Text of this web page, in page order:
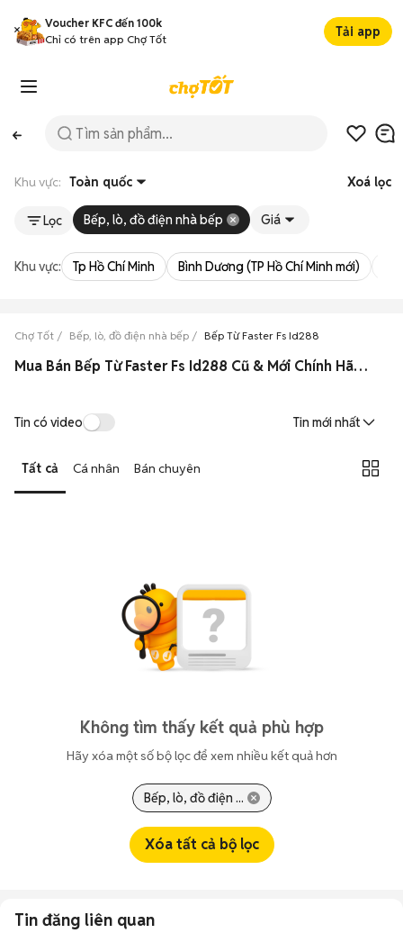
Voucher KFC đến 100k
Chỉ có trên app Chợ Tốt
Tải app
Khu vực: Toàn quốc Xoá lọc
Lọc Bếp, lò, đồ điện nhà bếp Giá
Khu vực: Tp Hồ Chí Minh Bình Dương (TP Hồ Chí Minh mới)
Chợ Tốt Bếp, lò, đồ điện nhà bếp Bếp Từ Faster Fs Id288
Mua Bán Bếp Từ Faster Fs Id288 Cũ & Mới Chính Hãng Giá Rẻ
Tin có video Tin mới nhất
Tất cả Cá nhân Bán chuyên
Không tìm thấy kết quả phù hợp
Hãy xóa một số bộ lọc để xem nhiều kết quả hơn
Bếp, lò, đồ điện ...
Xóa tất cả bộ lọc
Tin đăng liên quan